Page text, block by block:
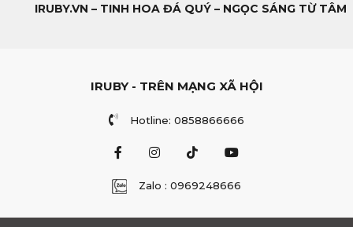
IRUBY.VN – TINH HOA ĐÁ QUÝ – NGỌC SÁNG TỪ TÂM
IRUBY - TRÊN MẠNG XÃ HỘI
Hotline: 0858866666
Zalo : 0969248666